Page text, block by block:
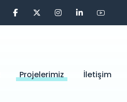
Projelerimiz İletişim